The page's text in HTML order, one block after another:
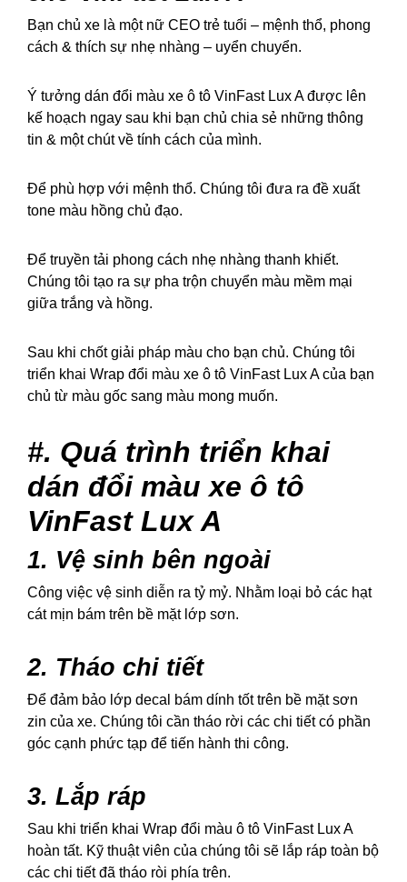
Bạn chủ xe là một nữ CEO trẻ tuổi – mệnh thổ, phong
cách & thích sự nhẹ nhàng – uyển chuyển.
Ý tưởng dán đổi màu xe ô tô VinFast Lux A được lên
kế hoạch ngay sau khi bạn chủ chia sẻ những thông
tin & một chút về tính cách của mình.
Để phù hợp với mệnh thổ. Chúng tôi đưa ra đề xuất
tone màu hồng chủ đạo.
Để truyền tải phong cách nhẹ nhàng thanh khiết.
Chúng tôi tạo ra sự pha trộn chuyển màu mềm mại
giữa trắng và hồng.
Sau khi chốt giải pháp màu cho bạn chủ. Chúng tôi
triển khai Wrap đổi màu xe ô tô VinFast Lux A của bạn
chủ từ màu gốc sang màu mong muốn.
#. Quá trình triển khai
dán đổi màu xe ô tô
VinFast Lux A
1. Vệ sinh bên ngoài
Công việc vệ sinh diễn ra tỷ mỷ. Nhằm loại bỏ các hạt
cát mịn bám trên bề mặt lớp sơn.
2. Tháo chi tiết
Để đảm bảo lớp decal bám dính tốt trên bề mặt sơn
zin của xe. Chúng tôi cần tháo rời các chi tiết có phần
góc cạnh phức tạp để tiến hành thi công.
3. Lắp ráp
Sau khi triển khai Wrap đổi màu ô tô VinFast Lux A
hoàn tất. Kỹ thuật viên của chúng tôi sẽ lắp ráp toàn bộ
các chi tiết đã tháo ròi phía trên.